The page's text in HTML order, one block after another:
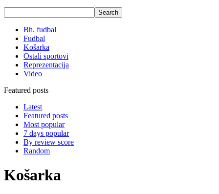
Bh. fudbal
Fudbal
Košarka
Ostali sportovi
Reprezentacija
Video
Featured posts
Latest
Featured posts
Most popular
7 days popular
By review score
Random
Košarka